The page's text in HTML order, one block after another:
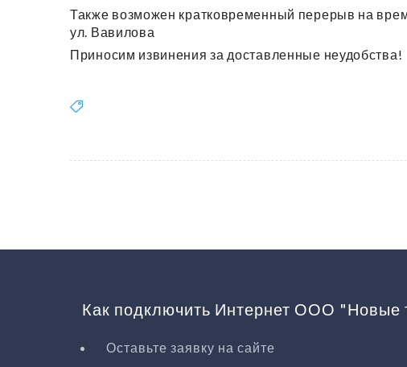
Также возможен кратковременный перерыв на
ул. Вавилова
Приносим извинения за доставленные неудобства!
Как подключить Интернет ООО "Новые
Оставьте заявку на сайте